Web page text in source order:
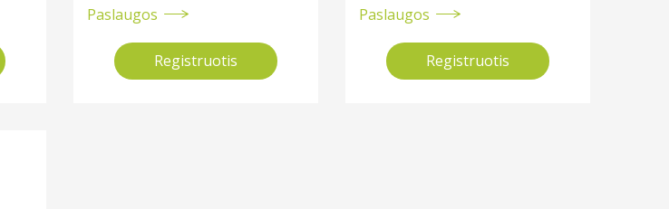
Paslaugos
Registruotis
Paslaugos
Registruotis